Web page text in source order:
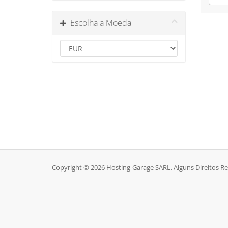
Escolha a Moeda
Copyright © 2026 Hosting-Garage SARL. Alguns Direitos